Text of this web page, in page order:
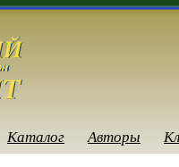
Каталог Авторы